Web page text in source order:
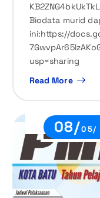
Biodata murid
ini:https://
usp=sharing
Read More
08/05/